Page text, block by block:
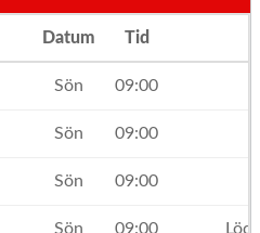
Datum Tid
Sön 09:00
Sön 09:00
Sön 09:00
Sön 09:00